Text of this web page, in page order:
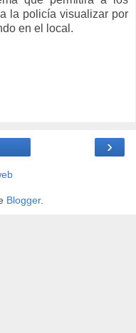
la policía visualizar por
en el local.
›
Blogger.